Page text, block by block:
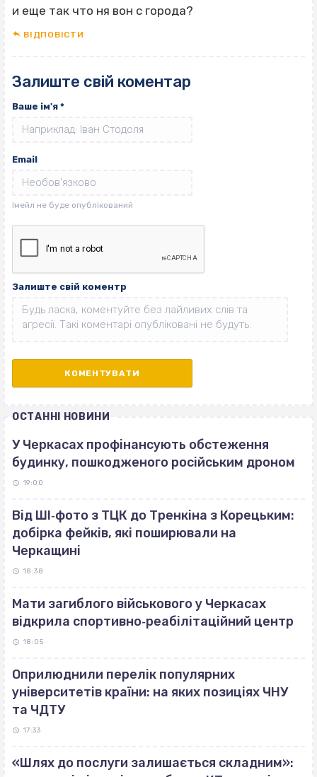
и еще так что ня вон с города?
ВІДПОВІCТИ
Залиште свій коментар
Ваше ім'я *
Email
Залиште свій коментр
ОСТАННІ НОВИНИ
У Черкасах профінансують обстеження
будинку, пошкодженого російським дроном
19:00
Від ШІ‐фото з ТЦК до Тренкіна з Корецьким:
добірка фейків, які поширювали на
Черкащині
18:38
Мати загиблого військового у Черкасах
відкрила спортивно‐реабілітаційний центр
18:05
Оприлюднили перелік популярних
університетів країни: на яких позиціях ЧНУ
та ЧДТУ
17:33
«Шлях до послуги залишається складним»: